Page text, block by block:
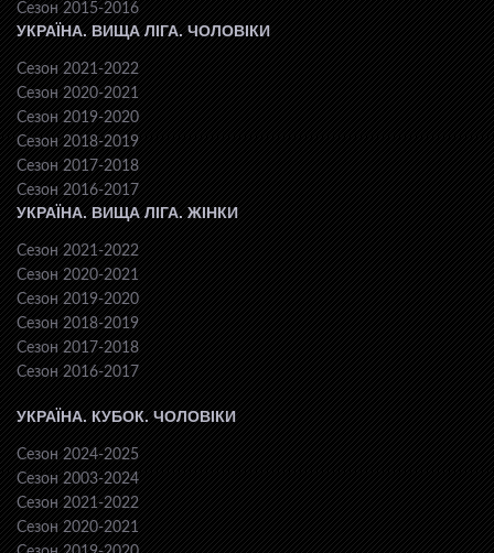
Сезон 2015-2016
УКРАЇНА. ВИЩА ЛІГА. ЧОЛОВІКИ
Сезон 2021-2022
Сезон 2020-2021
Сезон 2019-2020
Сезон 2018-2019
Сезон 2017-2018
Сезон 2016-2017
УКРАЇНА. ВИЩА ЛІГА. ЖІНКИ
Сезон 2021-2022
Сезон 2020-2021
Сезон 2019-2020
Сезон 2018-2019
Сезон 2017-2018
Сезон 2016-2017
УКРАЇНА. КУБОК. ЧОЛОВІКИ
Сезон 2024-2025
Сезон 2003-2024
Сезон 2021-2022
Сезон 2020-2021